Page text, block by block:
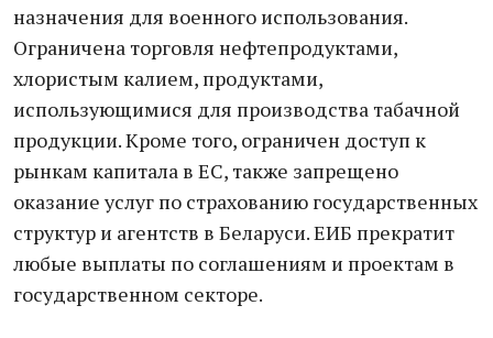
назначения для военного использования.
Ограничена торговля нефтепродуктами,
хлористым калием, продуктами,
использующимися для производства табачной
продукции. Кроме того, ограничен доступ к
рынкам капитала в ЕС, также запрещено
оказание услуг по страхованию государственных
структур и агентств в Беларуси. ЕИБ прекратит
любые выплаты по соглашениям и проектам в
государственном секторе.